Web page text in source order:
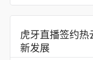
虎牙直播签约热
新发展